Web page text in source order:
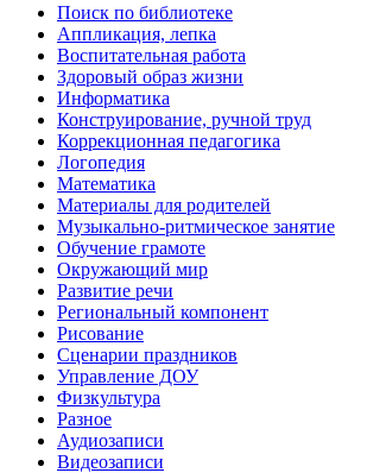
Поиск по библиотеке
Аппликация, лепка
Воспитательная работа
Здоровый образ жизни
Информатика
Конструирование, ручной труд
Коррекционная педагогика
Логопедия
Математика
Материалы для родителей
Музыкально-ритмическое занятие
Обучение грамоте
Окружающий мир
Развитие речи
Региональный компонент
Рисование
Сценарии праздников
Управление ДОУ
Физкультура
Разное
Аудиозаписи
Видеозаписи